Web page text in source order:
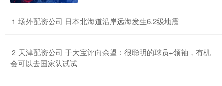
1 ​场外配资公司 日本北海道沿岸远海发生6.2级地震
2 ​天津配资公司 于大宝评向余望：很聪明的球员+领袖，有机
会可以去国家队试试